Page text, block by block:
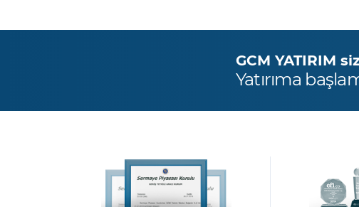
GCM YATIRIM
Yatırıma